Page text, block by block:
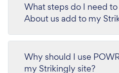
What steps do I need
About us add to my
Why should I use
my Strikingly site?